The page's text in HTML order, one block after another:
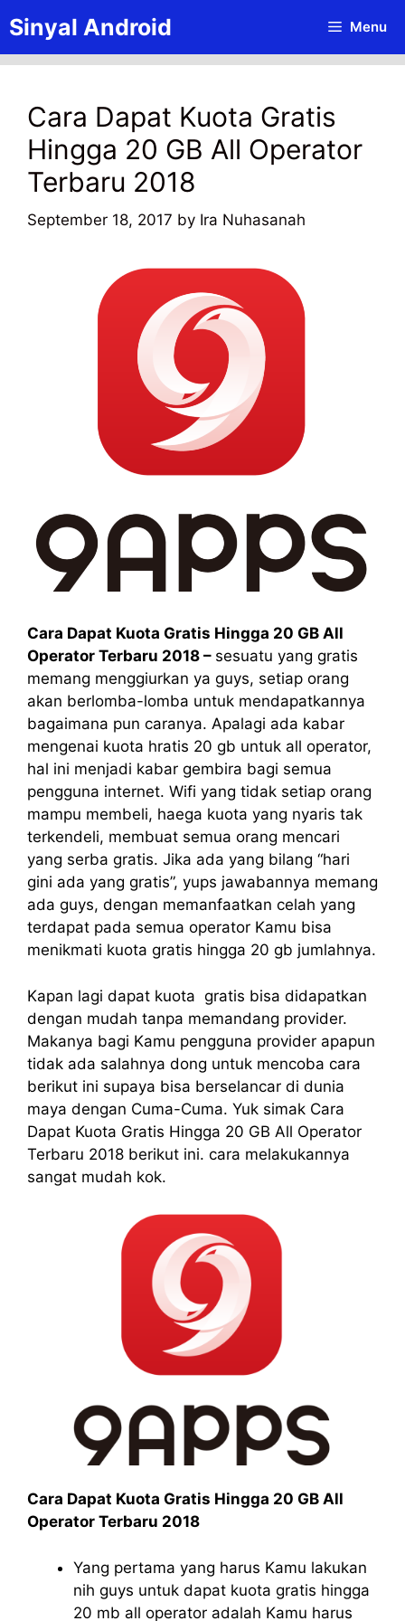
to
content
Sinyal Android Menu
Cara Dapat Kuota Gratis
Hingga 20 GB All Operator
Terbaru 2018
September 18, 2017 by Ira Nuhasanah
Cara Dapat Kuota Gratis Hingga 20 GB All
Operator Terbaru 2018 – sesuatu yang gratis
memang menggiurkan ya guys, setiap orang
akan berlomba-lomba untuk mendapatkannya
bagaimana pun caranya. Apalagi ada kabar
mengenai kuota hratis 20 gb untuk all operator,
hal ini menjadi kabar gembira bagi semua
pengguna internet. Wifi yang tidak setiap orang
mampu membeli, haega kuota yang nyaris tak
terkendeli, membuat semua orang mencari
yang serba gratis. Jika ada yang bilang “hari
gini ada yang gratis”, yups jawabannya memang
ada guys, dengan memanfaatkan celah yang
terdapat pada semua operator Kamu bisa
menikmati kuota gratis hingga 20 gb jumlahnya.
Kapan lagi dapat kuota gratis bisa didapatkan
dengan mudah tanpa memandang provider.
Makanya bagi Kamu pengguna provider apapun
tidak ada salahnya dong untuk mencoba cara
berikut ini supaya bisa berselancar di dunia
maya dengan Cuma-Cuma. Yuk simak Cara
Dapat Kuota Gratis Hingga 20 GB All Operator
Terbaru 2018 berikut ini. cara melakukannya
sangat mudah kok.
Cara Dapat Kuota Gratis Hingga 20 GB All
Operator Terbaru 2018
Yang pertama yang harus Kamu lakukan
nih guys untuk dapat kuota gratis hingga
20 mb all operator adalah Kamu harus